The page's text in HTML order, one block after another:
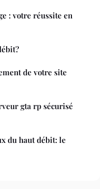
: votre réussite en
de votre site
gta rp sécurisé
du haut débit: le